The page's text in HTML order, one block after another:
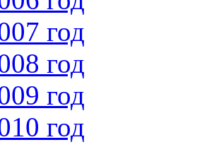
год
год
год
год